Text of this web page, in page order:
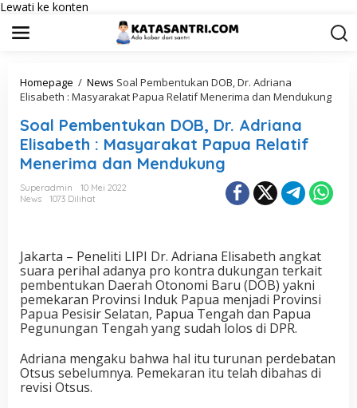
Lewati ke konten
Homepage / News Soal Pembentukan DOB, Dr. Adriana
Elisabeth : Masyarakat Papua Relatif Menerima dan Mendukung
Soal Pembentukan DOB, Dr. Adriana
Elisabeth : Masyarakat Papua Relatif
Menerima dan Mendukung
Superadmin
10 Mei 2022
News
1073 Dilihat
Jakarta – Peneliti LIPI Dr. Adriana Elisabeth angkat
suara perihal adanya pro kontra dukungan terkait
pembentukan Daerah Otonomi Baru (DOB) yakni
pemekaran Provinsi Induk Papua menjadi Provinsi
Papua Pesisir Selatan, Papua Tengah dan Papua
Pegunungan Tengah yang sudah lolos di DPR.
Adriana mengaku bahwa hal itu turunan perdebatan
Otsus sebelumnya. Pemekaran itu telah dibahas di
revisi Otsus.